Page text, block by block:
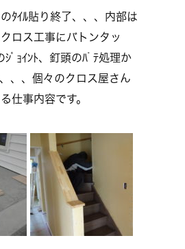
ﾀｲﾙ貼り終了、、、内部は
ロス工事にバトンタッ
ｼﾞｮｲﾝﾄ、釘頭のﾊﾟﾃ処理か
、、個々のクロス屋さん
仕事内容です。